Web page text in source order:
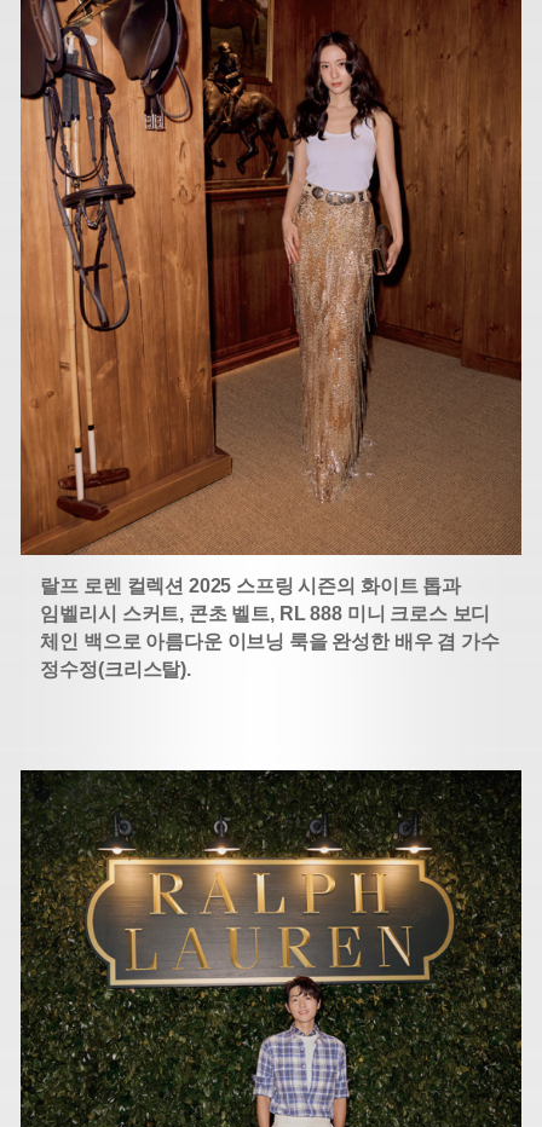
랄프 로렌 컬렉션 2025 스프링 시즌의 화이트 톱과
임벨리시 스커트, 콘초 벨트, RL 888 미니 크로스 보디
체인 백으로 아름다운 이브닝 룩을 완성한 배우 겸 가수
정수정(크리스탈).